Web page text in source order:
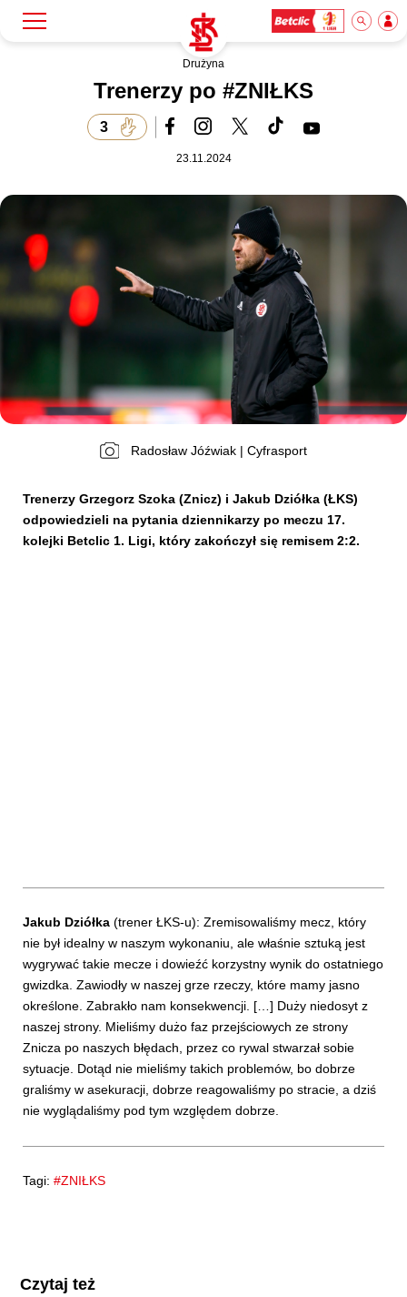
Akademia
Dla mediów
Drużyna
Trenerzy po #ZNIŁKS
3
23.11.2024
Radosław Jóźwiak | Cyfrasport
Trenerzy Grzegorz Szoka (Znicz) i Jakub Dziółka (ŁKS)
odpowiedzieli na pytania dziennikarzy po meczu 17.
kolejki Betclic 1. Ligi, który zakończył się remisem 2:2.
Jakub Dziółka (trener ŁKS-u): Zremisowaliśmy mecz, który
nie był idealny w naszym wykonaniu, ale właśnie sztuką jest
wygrywać takie mecze i dowieźć korzystny wynik do ostatniego
gwizdka. Zawiodły w naszej grze rzeczy, które mamy jasno
określone. Zabrakło nam konsekwencji. […] Duży niedosyt z
naszej strony. Mieliśmy dużo faz przejściowych ze strony
Znicza po naszych błędach, przez co rywal stwarzał sobie
sytuacje. Dotąd nie mieliśmy takich problemów, bo dobrze
graliśmy w asekuracji, dobrze reagowaliśmy po stracie, a dziś
nie wyglądaliśmy pod tym względem dobrze.
Tagi: #ZNIŁKS
Czytaj też